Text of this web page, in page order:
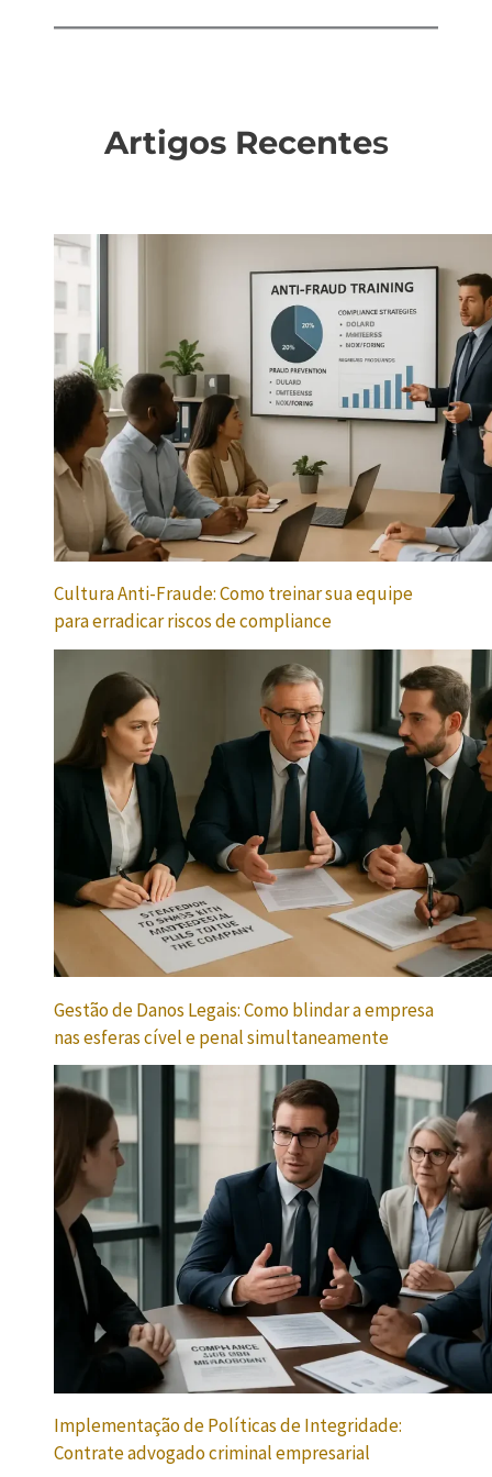
Artigos Recentes
Cultura Anti-Fraude: Como treinar sua equipe
para erradicar riscos de compliance
Gestão de Danos Legais: Como blindar a empresa
nas esferas cível e penal simultaneamente
Implementação de Políticas de Integridade:
Contrate advogado criminal empresarial